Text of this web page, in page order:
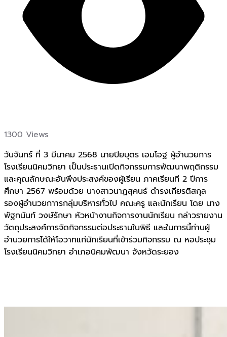
1300 Views
วันจันทร์ ที่ 3 มีนาคม 2568 นายปิยบุตร เอมโอฐ ผู้อำนวยการ
โรงเรียนนิคมวิทยา เป็นประธานเปิดกิจกรรมการพัฒนาพฤติกรรม
และคุณลักษณะอันพึงประสงค์ของผู้เรียน ภาคเรียนที 2 ปีการ
ศึกษา 2567 พร้อมด้วย นางสาวนาฏสุคนธ์ ดำรงเกียรติสกุล
รองผู้อำนวยกาารกลุ่มบริหารทั่วไป คณะครู และนักเรียน โดย นาง
พัฐทนันท์ วงษ์รักษา หัวหน้างานกิจการงานนักเรียน กล่าวรายงาน
วัตถุประสงค์การจัดกิจกรรมต่อประธานในพิธี และในการนี้ท่านผู้
อำนวยการได้ให้โอวาทแก่นักเรียนที่เข้าร่วมกิจกรรม ณ หอประชุม
โรงเรียนนิคมวิทยา อำเภอนิคมพัฒนา จังหวัดระยอง